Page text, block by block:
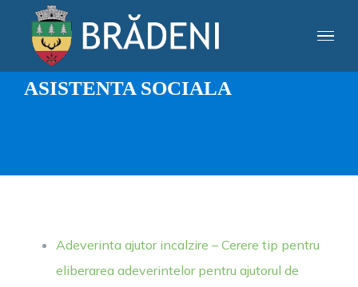
content
ASISTENTA SOCIALA
Adeverinta ajutor incalzire – Cerere tip pentru
eliberarea adeverintelor pentru ajutorul de